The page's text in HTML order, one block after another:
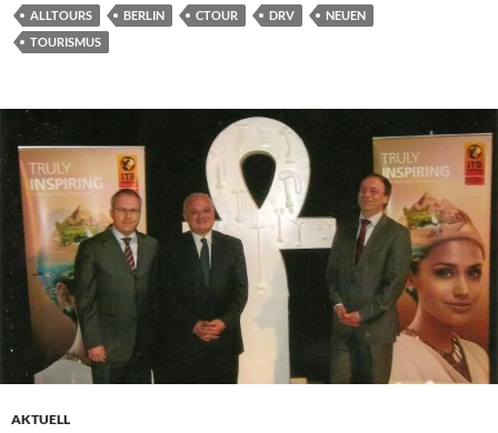
ALLTOURS BERLIN CTOUR DRV
NEUEN
TOURISMUS
AKTUELL